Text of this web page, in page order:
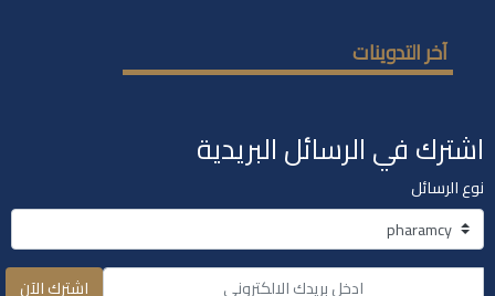
آخر التدوينات
اشترك في الرسائل البريدية
نوع الرسائل
اشترك الآن